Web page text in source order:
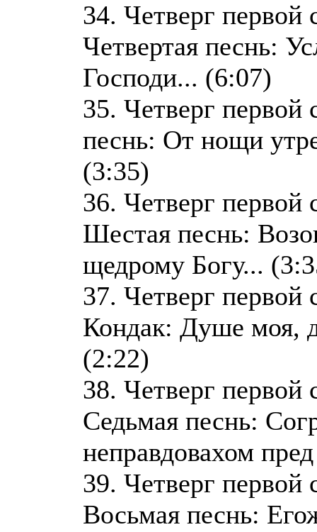
34. Четверг первой
Четвертая песнь:
Господи... (6:07)
35. Четверг первой
песнь: От нощи
(3:35)
36. Четверг первой
Шестая песнь:
щедрому Богу...
37. Четверг первой
Кондак: Душе моя,
(2:22)
38. Четверг первой
Седьмая песнь:
неправдовахом
39. Четверг первой
Восьмая песнь: